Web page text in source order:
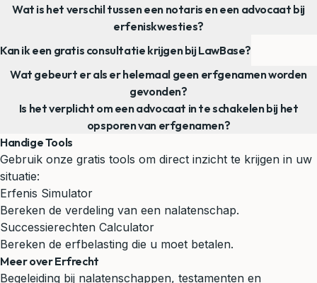
Wat is het verschil tussen een notaris en een advocaat bij
erfeniskwesties?
Kan ik een gratis consultatie krijgen bij LawBase?
Wat gebeurt er als er helemaal geen erfgenamen worden
gevonden?
Is het verplicht om een advocaat in te schakelen bij het
opsporen van erfgenamen?
Handige Tools
Gebruik onze gratis tools om direct inzicht te krijgen in uw
situatie:
Erfenis Simulator
Bereken de verdeling van een nalatenschap.
Successierechten Calculator
Bereken de erfbelasting die u moet betalen.
Meer over Erfrecht
Begeleiding bij nalatenschappen, testamenten en